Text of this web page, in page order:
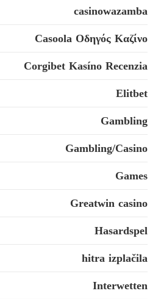
casinowazamba
Casoola Οδηγός Καζίνο
Corgibet Kasíno Recenzia
Elitbet
Gambling
Gambling/Casino
Games
Greatwin casino
Hasardspel
hitra izplačila
Interwetten